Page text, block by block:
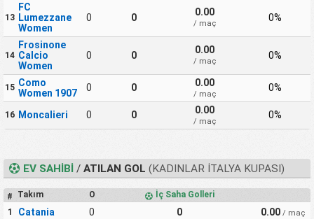
13
FC
Lumezzane
Women
0 0 0.00
/ maç
0%
14
Frosinone
Calcio
Women
0 0 0.00
/ maç
0%
15 Como
Women 1907
0 0 0.00
/ maç
0%
16 Moncalieri 0 0 0.00
/ maç
0%
EV SAHIBI /ATILAN GOL (KADINLAR İTALYA KUPASI)
# Takım O
İç Saha Golleri
1
Catania 0 0 0.00/ maç